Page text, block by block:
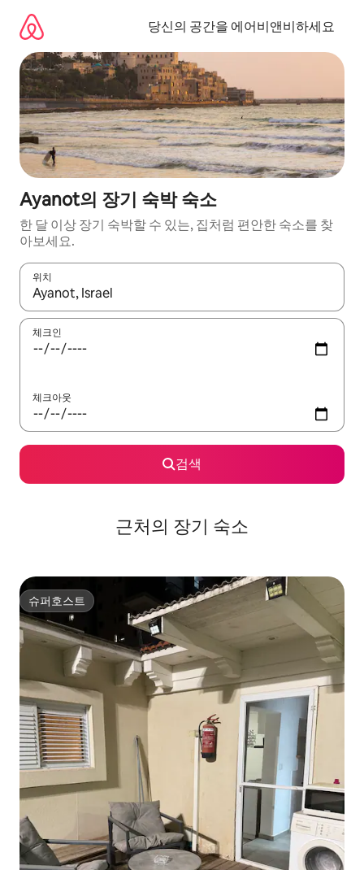
당신의 공간을 에어비앤비하세요
Ayanot의 장기 숙박 숙소
한 달 이상 장기 숙박할 수 있는, 집처럼 편안한 숙소를 찾
아보세요.
위치
결과가 나오면 위·아래 화살표 키를 사용하거나 터치 또는 스와이
체크인
체크아웃
검색
근처의 장기 숙소
슈퍼호스트
슈퍼호스트